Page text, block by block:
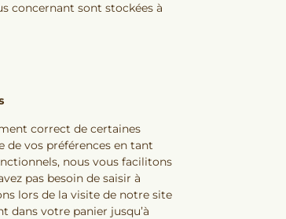
concernant sont stockées à
correct de certaines
de vos préférences en tant
nous vous facilitons
pas besoin de saisir à
lors de la visite de notre site
dans votre panier jusqu’à